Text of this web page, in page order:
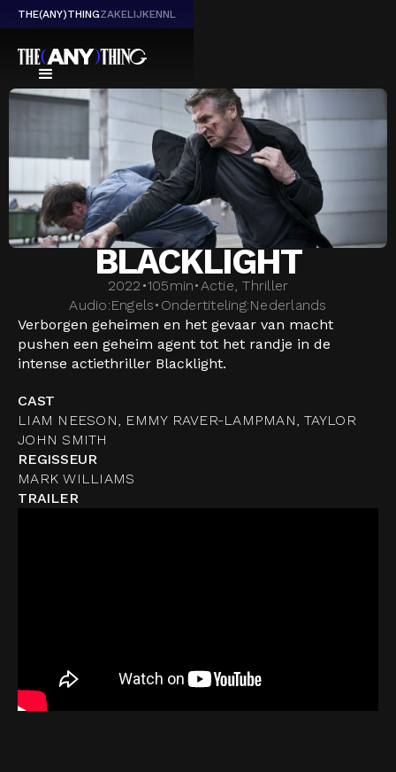
THE(ANY)THINGZAKELIJKENNL
BLACKLIGHT
2022•105min•Actie, Thriller
Audio:Engels• Ondertiteling:Nederlands
Verborgen geheimen en het gevaar van macht
pushen een geheim agent tot het randje in de
intense actiethriller Blacklight.
CAST
LIAM NEESON, EMMY RAVER-LAMPMAN, TAYLOR
JOHN SMITH
REGISSEUR
MARK WILLIAMS
TRAILER